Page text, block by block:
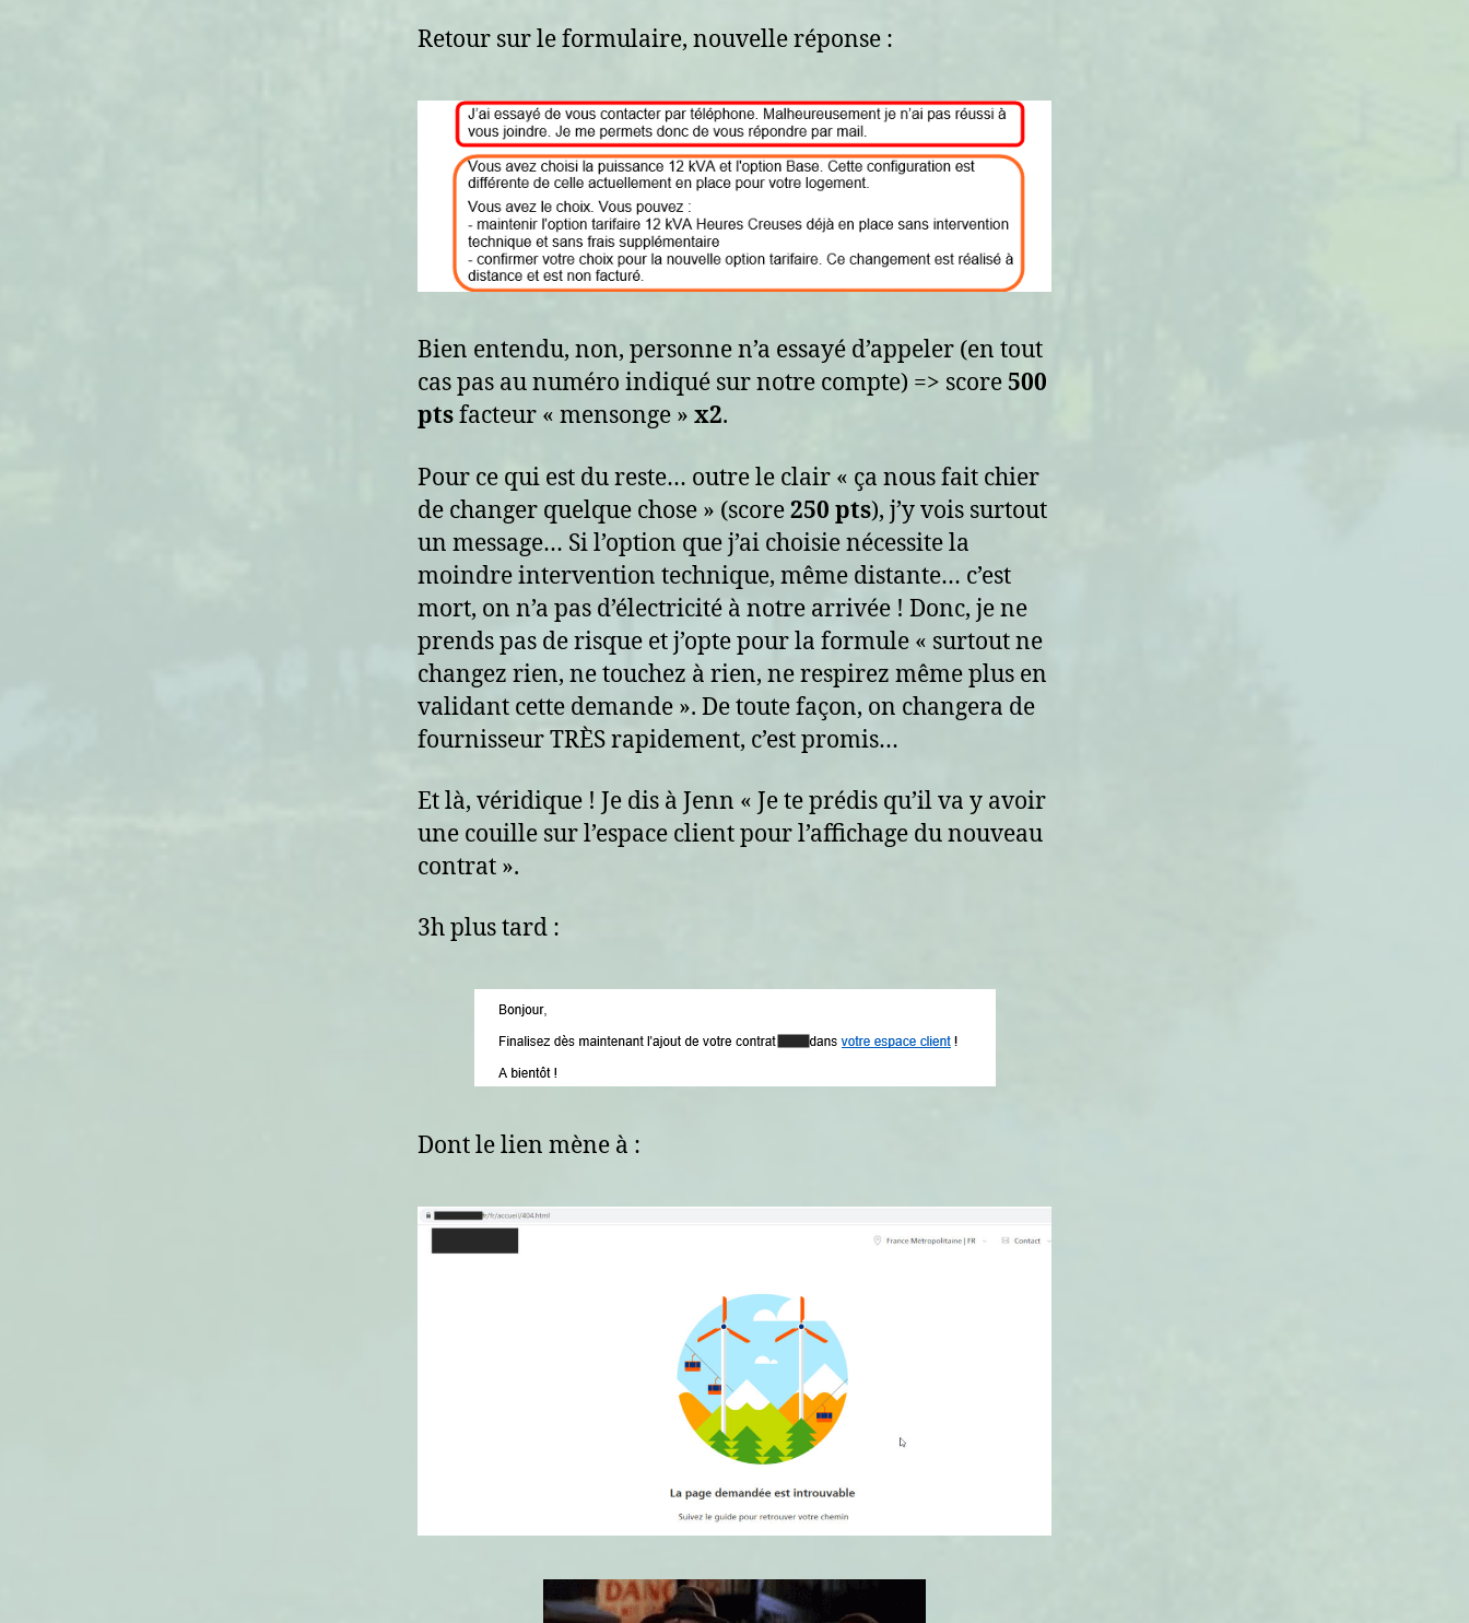
Retour sur le formulaire, nouvelle réponse :
Bien entendu, non, personne n’a essayé d’appeler (en tout
cas pas au numéro indiqué sur notre compte) => score500
ptsfacteur « mensonge » x2.
Pour ce qui est du reste… outre le clair « ça nous fait chier
de changer quelque chose » (score250 pts), j’y vois surtout
un message… Si l’option que j’ai choisie nécessite la
moindre intervention technique, même distante… c’est
mort, on n’a pas d’électricité à notre arrivée ! Donc, je ne
prends pas de risque et j’opte pour la formule « surtout ne
changez rien, ne touchez à rien, ne respirez même plus en
validant cette demande ». De toute façon, on changera de
fournisseur TRÈS rapidement, c’est promis…
Et là, véridique ! Je dis à Jenn « Je te prédis qu’il va y avoir
une couille sur l’espace client pour l’affichage du nouveau
contrat ».
3h plus tard :
Dont le lien mène à :